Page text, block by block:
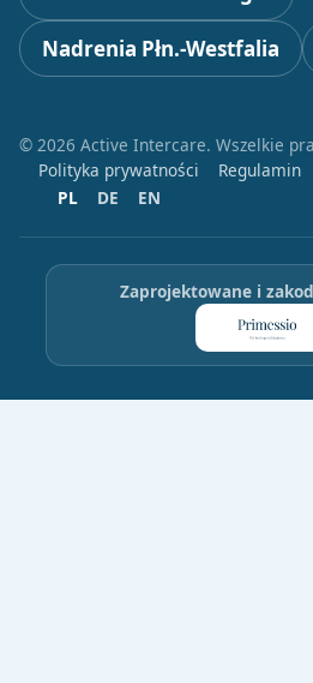
Nadrenia Płn.-Westfalia
© 2026 Active Intercare. Wszelkie
Polityka prywatności
Regulamin
PL
DE EN
Zaprojektowane i